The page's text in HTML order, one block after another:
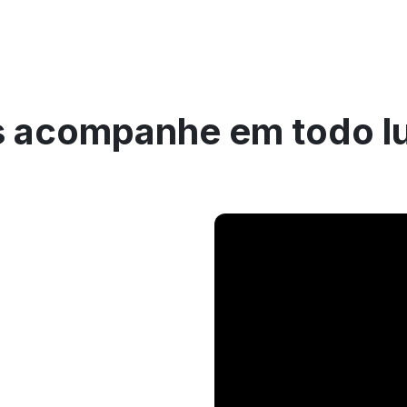
acompanhe em todo